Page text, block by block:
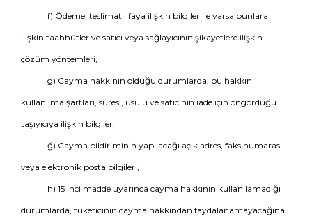
f) Ödeme, teslimat, ifaya ilişkin bilgiler ile varsa bunlara
ilişkin taahhütler ve satıcı veya sağlayıcının şikayetlere ilişkin
çözüm yöntemleri,
g) Cayma hakkının olduğu durumlarda, bu hakkın
kullanılma şartları, süresi, usulü ve satıcının iade için öngördüğü
taşıyıcıya ilişkin bilgiler,
ğ) Cayma bildiriminin yapılacağı açık adres, faks numarası
veya elektronik posta bilgileri,
h) 15 inci madde uyarınca cayma hakkının kullanılamadığı
durumlarda, tüketicinin cayma hakkından faydalanamayacağına